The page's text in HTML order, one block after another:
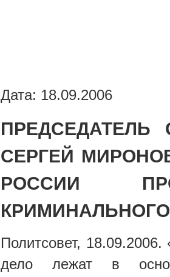
Дата: 18.09.2006
СЕРГЕЙ
РОССИИ
Политсовет,
дело лежат в